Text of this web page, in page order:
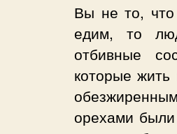
Вы не то,
едим, то
отбивные
которые
орехами